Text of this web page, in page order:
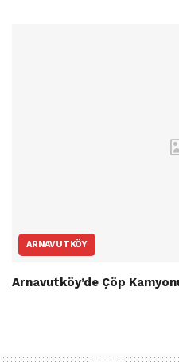
ARNAVUTKÖY
Arnavutköy’de Çöp